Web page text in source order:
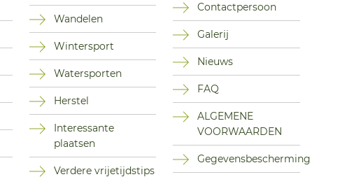
Wandelen
Wintersport
Watersporten
Herstel
Interessante
plaatsen
Verdere vrijetijdstips
Contactpersoon
Galerij
Nieuws
FAQ
ALGEMENE
VOORWAARDEN
Gegevensbescherming